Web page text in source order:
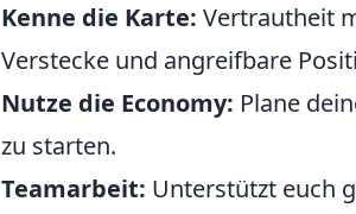
Kenne die Karte: Vertrautheit
Verstecke und angreifbare
Nutze die Economy: Plane
zu starten.
Teamarbeit: Unterstützt euch